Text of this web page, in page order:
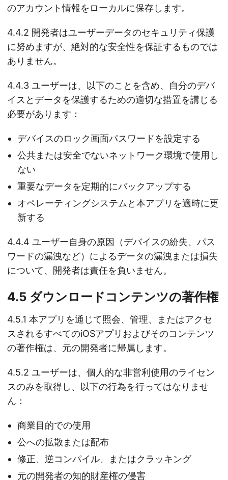
のアカウント情報をローカルに保存します。
4.4.2 開発者はユーザーデータのセキュリティ保護
に努めますが、絶対的な安全性を保証するものでは
ありません。
4.4.3 ユーザーは、以下のことを含め、自分のデバ
イスとデータを保護するための適切な措置を講じる
必要があります：
デバイスのロック画面パスワードを設定する
公共または安全でないネットワーク環境で使用し
ない
重要なデータを定期的にバックアップする
オペレーティングシステムと本アプリを適時に更
新する
4.4.4 ユーザー自身の原因（デバイスの紛失、パス
ワードの漏洩など）によるデータの漏洩または損失
について、開発者は責任を負いません。
4.5 ダウンロードコンテンツの著作権
4.5.1 本アプリを通じて照会、管理、またはアクセ
スされるすべてのiOSアプリおよびそのコンテンツ
の著作権は、元の開発者に帰属します。
4.5.2 ユーザーは、個人的な非営利使用のライセン
スのみを取得し、以下の行為を行ってはなりませ
ん：
商業目的での使用
公への拡散または配布
修正、逆コンパイル、またはクラッキング
元の開発者の知的財産権の侵害